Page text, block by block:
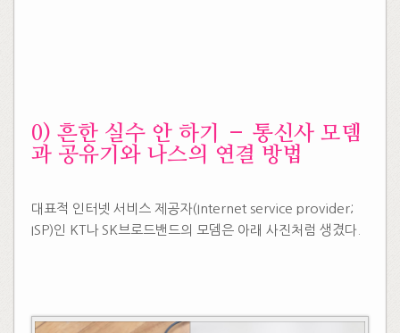
0) 흔한 실수 안 하기 – 통신사 모뎀
과 공유기와 나스의 연결 방법
대표적 인터넷 서비스 제공자(Internet service provider;
ISP)인 KT나 SK브로드밴드의 모뎀은 아래 사진처럼 생겼다.